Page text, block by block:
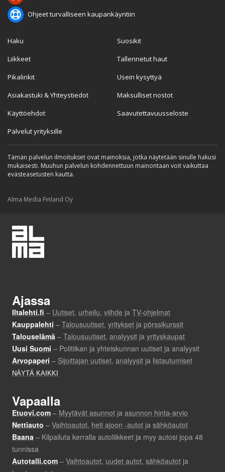
Ohjeet turvalliseen kaupankäyntiin
Haku
Liikkeet
Pikalinkit
Asiakastuki & Yhteystiedot
Käyttöehdot
Palvelut yrityksille
Suosikit
Tallennetut haut
Usein kysyttyä
Maksulliset nostot
Saavutettavuusseloste
Tämän palvelun ilmoitukset ovat mainoksia, jotka näytetään sinulle hakusi
mukaisesti. Muuhun palvelun kohdennettuun mainontaan voit vaikuttaa
evästeasetusten kautta.
Alma Media Finland Oy